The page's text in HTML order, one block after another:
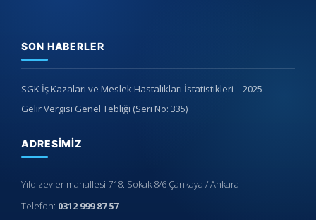
SON HABERLER
SGK İş Kazaları ve Meslek Hastalıkları İstatistikleri – 2025
Gelir Vergisi Genel Tebliği (Seri No: 335)
ADRESIMIZ
Yıldızevler mahallesi 718. Sokak 8/6 Çankaya / Ankara
Telefon: 0312 999 87 57